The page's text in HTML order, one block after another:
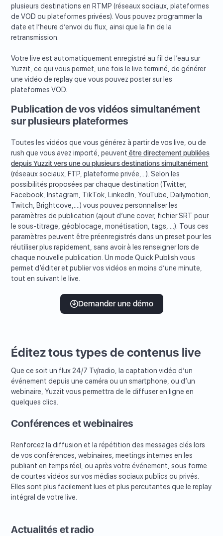
plusieurs destinations en RTMP (réseaux sociaux, plateformes
de VOD ou plateformes privées). Vous pouvez programmer la
date et l’heure d’envoi du flux, ainsi que la fin de la
retransmission.
Votre live est automatiquement enregistré au fil de l’eau sur
Yuzzit, ce qui vous permet, une fois le live terminé, de générer
une vidéo de replay que vous pouvez poster sur les
plateformes VOD.
Publication de vos vidéos simultanément
sur plusieurs plateformes
Toutes les vidéos que vous générez à partir de vos live, ou de
rush que vous avez importé, peuvent être directement publiées
depuis Yuzzit vers une ou plusieurs destinations simultanément
(réseaux sociaux, FTP, plateforme privée,...). Selon les
possibilités proposées par chaque destination (Twitter,
Facebook, Instagram, TikTok, LinkedIn, YouTube, Dailymotion,
Twitch, Brightcove,....) vous pouvez personnaliser les
paramètres de publication (ajout d’une cover, fichier SRT pour
le sous-titrage, géoblocage, monétisation, tags, ...). Tous ces
paramètres peuvent être préenregistrés dans un preset pour les
réutiliser plus rapidement, sans avoir à les renseigner lors de
chaque nouvelle publication. Un mode Quick Publish vous
permet d’éditer et publier vos vidéos en moins d’une minute,
tout en suivant le live.
Demander une démo
Éditez tous types de contenus live
Que ce soit un flux 24/7 Tv/radio, la captation vidéo d’un
événement depuis une caméra ou un smartphone, ou d’un
webinaire, Yuzzit vous permettra de le diffuser en ligne en
quelques clics.
Conférences et webinaires
Renforcez la diffusion et la répétition des messages clés lors
de vos conférences, webinaires, meetings internes en les
publiant en temps réel, ou après votre événement, sous forme
de courtes vidéos sur vos médias sociaux publics ou privés.
Elles sont plus facilement lues et plus percutantes que le replay
intégral de votre live.
Actualités et radio